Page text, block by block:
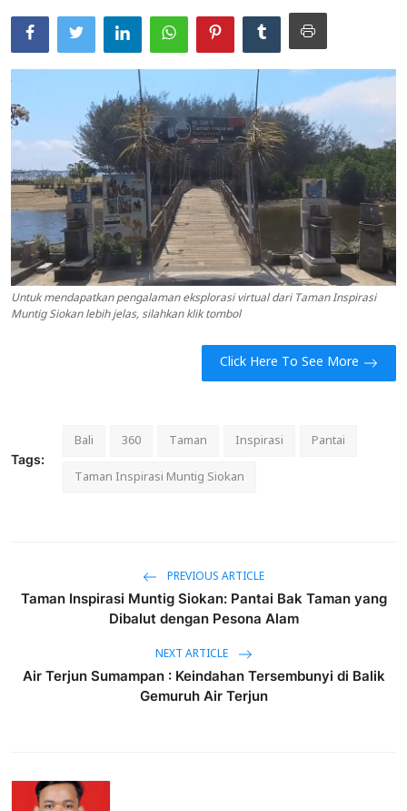
Untuk mendapatkan pengalaman eksplorasi virtual dari Taman Inspirasi
Muntig Siokan lebih jelas, silahkan klik tombol
Click Here To See More
Tags:
Bali 360 Taman Inspirasi
Pantai
Taman Inspirasi Muntig Siokan
PREVIOUS ARTICLE
Taman Inspirasi Muntig Siokan: Pantai Bak Taman yang
Dibalut dengan Pesona Alam
NEXT ARTICLE
Air Terjun Sumampan : Keindahan Tersembunyi di Balik
Gemuruh Air Terjun